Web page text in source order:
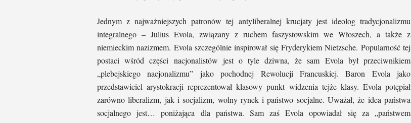
Jednym z najważniejszych patronów tej antyliberalnej krucjaty jest ideolog tradycjonalizmu
integralnego – Julius Evola, związany z ruchem faszystowskim we Włoszech, a także z
niemieckim nazizmem. Evola szczególnie inspirował się Fryderykiem Nietzsche. Popularność tej
postaci wśród części nacjonalistów jest o tyle dziwna, że sam Evola był przeciwnikiem
„plebejskiego nacjonalizmu” jako pochodnej Rewolucji Francuskiej. Baron Evola jako
przedstawiciel arystokracji reprezentował klasowy punkt widzenia tejże klasy. Evola potępiał
zarówno liberalizm, jak i socjalizm, wolny rynek i państwo socjalne. Uważał, że idea państwa
socjalnego jest… poniżająca dla państwa. Sam zaś Evola opowiadał się za „państwem